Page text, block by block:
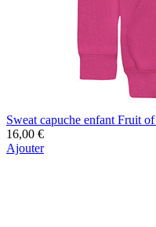
Sweat capuche enfant Fruit
16,00 €
Ajouter